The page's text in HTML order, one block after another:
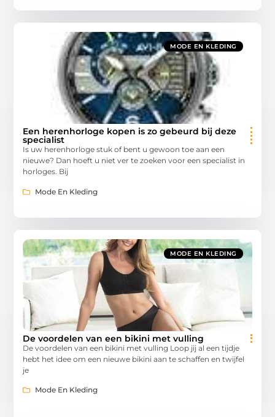
MODE EN KLEDING
Een herenhorloge kopen is zo gebeurd bij deze
specialist
Is uw herenhorloge stuk of bent u gewoon toe aan een
nieuwe? Dan hoeft u niet ver te zoeken voor een specialist in
horloges. Bij
Mode En Kleding
MODE EN KLEDING
De voordelen van een bikini met vulling
De voordelen van een bikini met vulling Loop jij al een tijdje
hebt het idee om een nieuwe bikini aan te schaffen en twijfel
je
Mode En Kleding